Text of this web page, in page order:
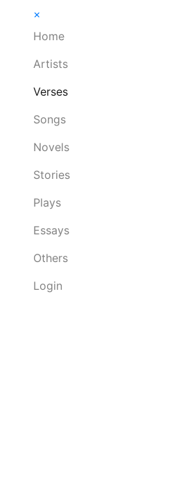
×
Home
Artists
Verses
Songs
Novels
Stories
Plays
Essays
Others
Login